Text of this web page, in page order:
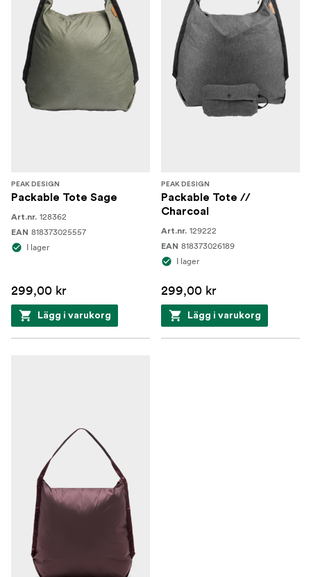
PEAK DESIGN
Packable Tote Sage
Art.nr. 128362
EAN 818373025557
I lager
299,00 kr
Lägg i varukorg
PEAK DESIGN
Packable Tote //
Charcoal
Art.nr. 129222
EAN 818373026189
I lager
299,00 kr
Lägg i varukorg